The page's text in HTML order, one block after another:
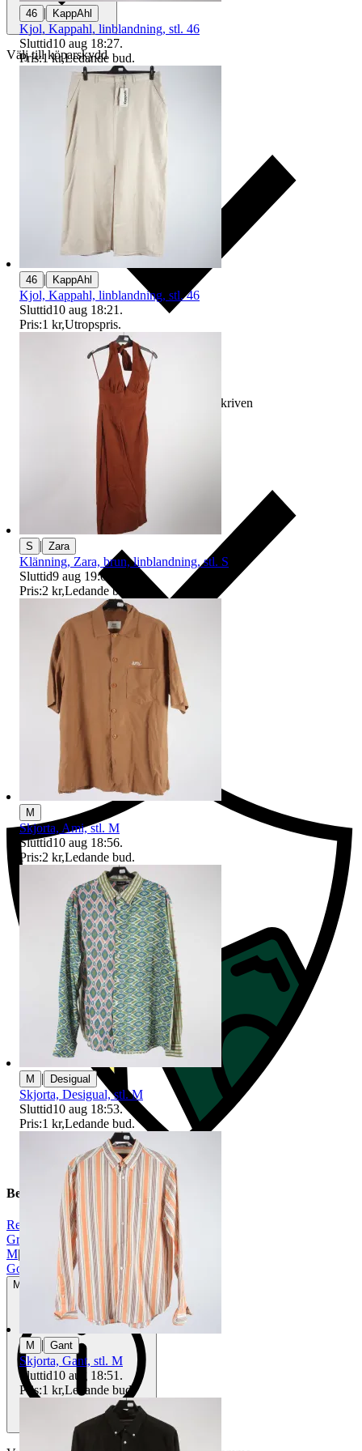
Välj till köparskydd
Ersättning om varan inte är som beskriven
Ersättning om du inte får din vara
Beskrivning
Reserved
Grön
M|
Gott använt skick
Mindre tecken på användning
46 | KappAhl
Kjol, Kappahl, linblandning, stl. 46
Sluttid10 aug 18:27.
Pris:1 kr,Ledande bud.
46 | KappAhl
Kjol, Kappahl, linblandning, stl. 46
Sluttid10 aug 18:21 .
Pris:1 kr,Utropspris.
S | Zara
Klänning, Zara, brun, linblandning, stl. S
Sluttid9 aug 19:08
Pris:2 kr,Ledande bud
M
Skjorta, Ami, stl. M
Sluttid10 aug 18:56.
Pris:2 kr,Ledande bud.
M | Desigual
Skjorta, Desigual, stl. M
Sluttid10 aug 18:53.
Pris:1 kr,Ledande bud.
M | Gant
Skjorta, Gant, stl. M
Sluttid10 aug 18:51 .
Pris:1 kr,Ledande bud